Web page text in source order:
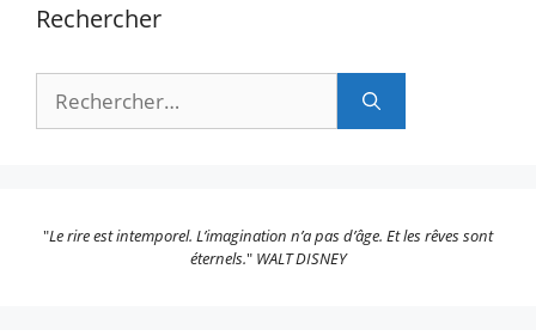
Rechercher
Rechercher :
"Le rire est intemporel. L’imagination n’a pas d’âge. Et les rêves sont
éternels." WALT DISNEY